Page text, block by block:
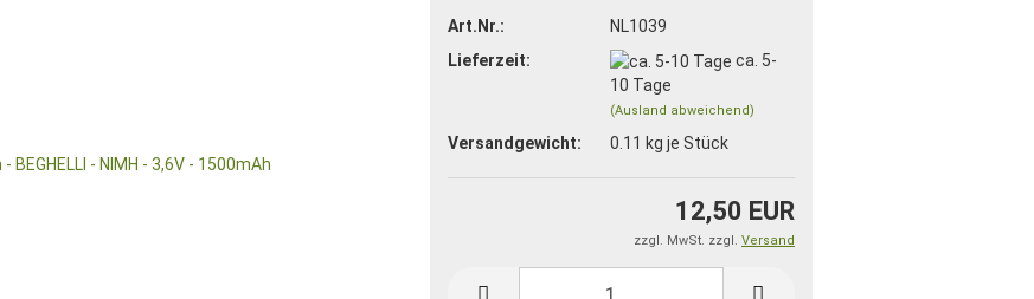
Art.Nr.:
NL1039
Lieferzeit:
ca. 5-
10 Tage
(Ausland abweichend)
Versandgewicht: 0.11 kg je Stück
12,50 EUR
zzgl. MwSt. zzgl. Versand